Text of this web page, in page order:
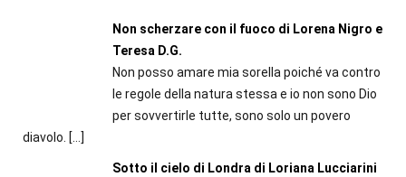
Non scherzare con il fuoco di Lorena Nigro e
Teresa D.G.
Non posso amare mia sorella poiché va contro
le regole della natura stessa e io non sono Dio
per sovvertirle tutte, sono solo un povero
diavolo. […]
Sotto il cielo di Londra di Loriana Lucciarini